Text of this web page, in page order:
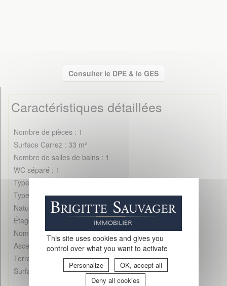
Consulter le DPE & le GES
Caractéristiques détaillées
Nombre de pièces : 1
Surface Carrez : 33 m²
Nombre de salles de bains : 1
WC séparé : 1
Type de cuisine : Indépendante aménagée équipée
Type de chauffage : Individuel
Nature du chauffage : Electrique
Étage : 5
Nombre d'étages : 6
Ascenseur : Oui
Terrasse : Oui
Surface terrasse : 10 m²
This site uses cookies and gives you
control over what you want to activate
Personalize
OK, accept all
Deny all cookies